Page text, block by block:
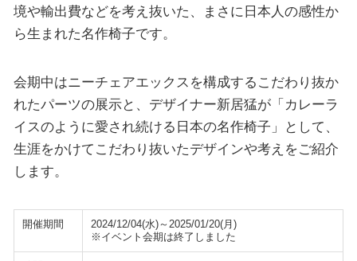
境や輸出費などを考え抜いた、まさに日本人の感性か
ら生まれた名作椅子です。
会期中はニーチェアエックスを構成するこだわり抜か
れたパーツの展示と、デザイナー新居猛が「カレーラ
イスのように愛され続ける日本の名作椅子」として、
生涯をかけてこだわり抜いたデザインや考えをご紹介
します。
開催期間
2024/12/04(水)～2025/01/20(月)
※イベント会期は終了しました